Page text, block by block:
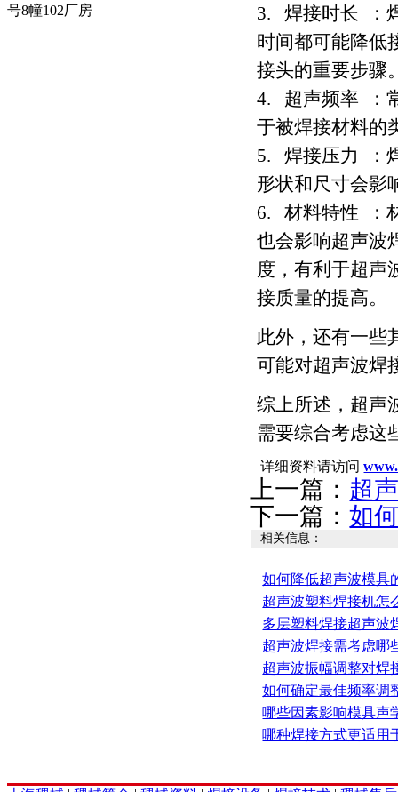
号8幢102厂房
3. 焊接时长 ：
时间都可能降低
接头的重要步骤
4. 超声频率 ：
于被焊接材料的
5. 焊接压力 ：
形状和尺寸会影
6. 材料特性 ：
也会影响超声波
度，有利于超声
接质量的提高。
此外，还有一些
可能对超声波焊
综上所述，超声
需要综合考虑这
详细资料请访问
上一篇： 超
下一篇：如
相关信息：
如何降低超声波模具
超声波塑料焊接机怎
多层塑料焊接超声波
超声波焊接需考虑哪
超声波振幅调整对焊
如何确定最佳频率调
哪些因素影响模具声
哪种焊接方式更适用